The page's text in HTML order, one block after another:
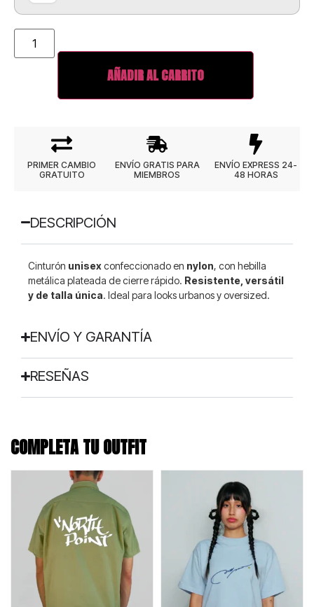
AÑADIR AL CARRITO
DESCRIPCIÓN
Cinturón unisexconfeccionado en nylon, con hebilla
metálica plateada de cierre rápido. Resistente, versátil
y de talla única. Ideal para looks urbanos y oversized.
ENVÍO Y GARANTÍA
RESEÑAS
PRIMER CAMBIO
GRATUITO
ENVÍO GRATIS PARA
MIEMBROS
ENVÍO EXPRESS 24-
48 HORAS
COMPLETA TU OUTFIT